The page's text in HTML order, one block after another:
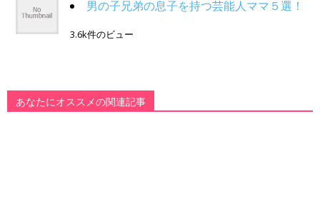
男の子兄弟の息子を持つ芸能人ママ５選！
3.6k件のビュー
あなたにオススメの関連記事